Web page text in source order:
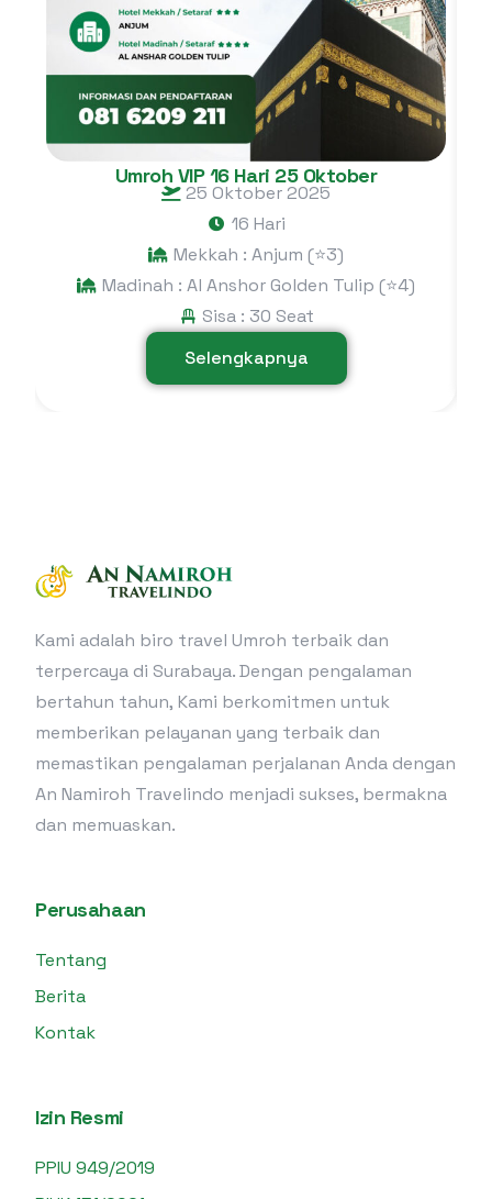
Umroh VIP 16 Hari 25 Oktober
25 Oktober 2025
16 Hari
Mekkah : Anjum (⭐3)
Madinah : Al Anshor Golden Tulip (⭐4)
Sisa : 30 Seat
Selengkapnya
Kami adalah biro travel Umroh terbaik dan
terpercaya di Surabaya. Dengan pengalaman
bertahun tahun, Kami berkomitmen untuk
memberikan pelayanan yang terbaik dan
memastikan pengalaman perjalanan Anda dengan
An Namiroh Travelindo menjadi sukses, bermakna
dan memuaskan.
Perusahaan
Tentang
Berita
Kontak
Izin Resmi
PPIU 949/2019